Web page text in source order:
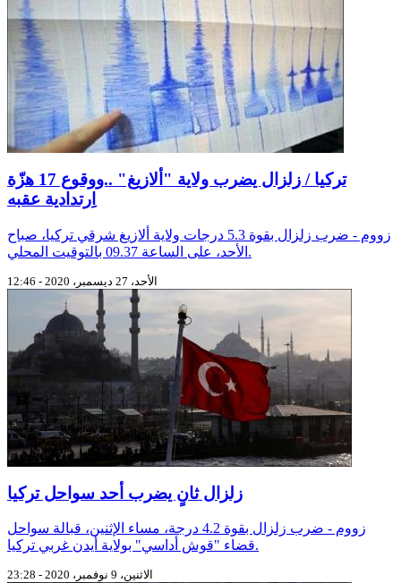
تركيا / زلزال يضرب ولاية "ألازيغ" ..ووقوع 17 هزّة
اِرتدادية عقبه
زووم - ضرب زلزال بقوة 5.3 درجات ولاية ألازيغ شرقي تركيا، صباح
الأحد، على الساعة 09.37 بالتوقيت المحلي.
الأحد، 27 ديسمبر، 2020 - 12:46
زلزال ثانٍ يضرب أحد سواحل تركيا
زووم - ضرب زلزال بقوة 4.2 درجة، مساء الإثنين، قبالة سواحل
قضاء "قوش أداسي" بولاية أيدن غربي تركيا.
الاثنين، 9 نوفمبر، 2020 - 23:28